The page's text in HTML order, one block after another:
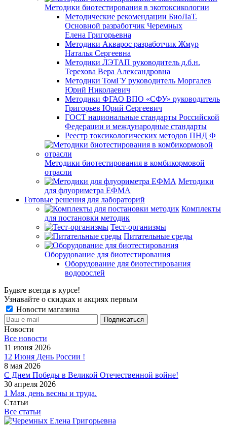
Методики биотестирования в экотоксикологии
Методические рекомендации БиоЛаТ.
Основной разработчик Черемных
Елена Григорьевна
Методики Акварос разработчик Жмур
Наталья Сергеевна
Методики ЛЭТАП руководитель д.б.н.
Терехова Вера Александровна
Методики ТомГУ руководитель Моргалев
Юрий Николаевич
Методики ФГАО ВПО «СФУ» руководитель
Григорьев Юрий Сергеевич
ГОСТ национальные стандарты Российской
Федерации и международные стандарты
Реестр токсикологических методов ПНД Ф
Методики биотестирования в комбикормовой
отрасли
Методики
для флуориметра ЕФМА
Готовые решения для лабораторий
Комплекты
для постановки методик
Тест-организмы
Питательные среды
Оборудование для биотестирования
Оборудование для биотестирования
водорослей
Будьте всегда в курсе!
Узнавайте о скидках и акциях первым
Новости магазина
Новости
Все новости
11 июня 2026
12 Июня День России !
8 мая 2026
С Днем Победы в Великой Отечественной войне!
30 апреля 2026
1 Мая, день весны и труда.
Статьи
Все статьи